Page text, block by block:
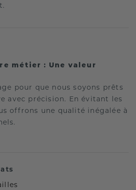
métier : Une valeur
pour que nous soyons prêts
avec précision. En évitant les
offrons une qualité inégalée à